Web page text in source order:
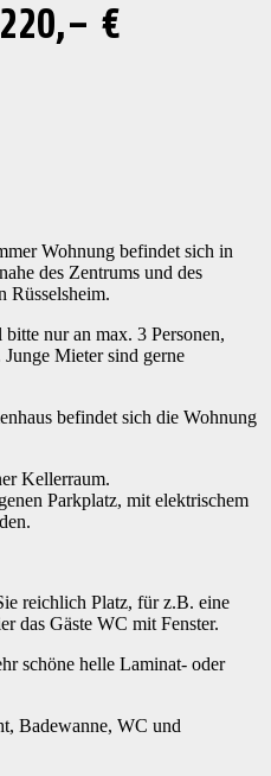
€
Wohnung befindet sich in
des Zentrums und des
Rüsselsheim.
nur an max. 3 Personen,
Mieter sind gerne
befindet sich die Wohnung
Kellerraum.
Parkplatz, mit elektrischem
reichlich Platz, für z.B. eine
das Gäste WC mit Fenster.
schöne helle Laminat- oder
Badewanne, WC und